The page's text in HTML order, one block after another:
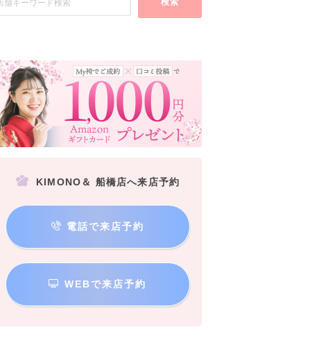
検索
KIMONO＆ 船橋店へ来店予約
電話で来店予約
WEBで来店予約